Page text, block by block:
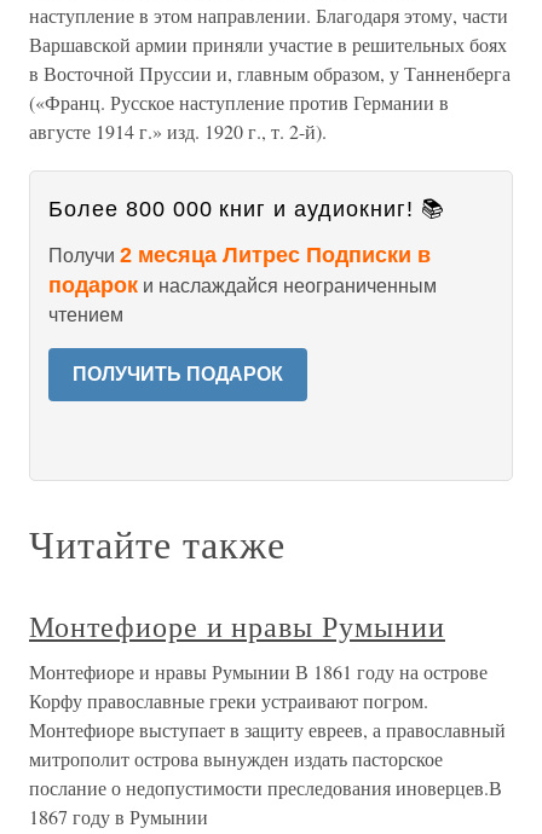
наступление в этом направлении. Благодаря этому, части
Варшавской армии приняли участие в решительных боях
в Восточной Пруссии и, главным образом, у Танненберга
(«Франц. Русское наступление против Германии в
августе 1914 г.» изд. 1920 г., т. 2-й).
Более 800 000 книг и аудиокниг! 📚
Получи 2 месяца Литрес Подписки в
подарок и наслаждайся неограниченным
чтением
ПОЛУЧИТЬ ПОДАРОК
Читайте также
Монтефиоре и нравы Румынии
Монтефиоре и нравы Румынии В 1861 году на острове
Корфу православные греки устраивают погром.
Монтефиоре выступает в защиту евреев, а православный
митрополит острова вынужден издать пасторское
послание о недопустимости преследования иноверцев.В
1867 году в Румынии